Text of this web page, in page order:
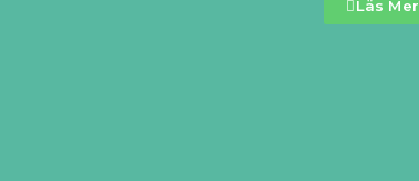
Läs Mer